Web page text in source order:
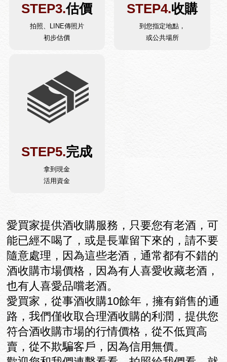
STEP3.估價
拍照、LINE傳照片
初步估價
STEP4.收購
到您指定地點，
或公共場所
STEP5.完成
拿到現金
活用資金
愛買家提供酒收購服務，只要您有老酒，可
能已經不喝了，或是長輩留下來的，請不要
隨意處理，因為這些老酒，通常都有不錯的
酒收購市場價格，因為有人喜愛收藏老酒，
也有人喜愛品嚐老酒。
愛買家，從事酒收購10餘年，擁有銷售的通
路，我們僅收取合理酒收購的利潤，提供您
符合酒收購市場的行情價格，從不低買高
賣，從不欺騙客戶，因為信用無價。